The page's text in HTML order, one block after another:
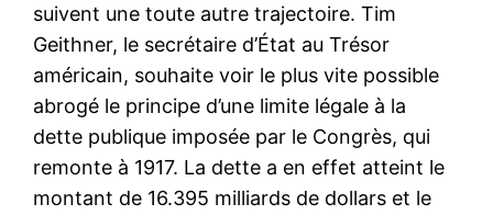
suivent une toute autre trajectoire. Tim
Geithner, le secrétaire d’État au Trésor
américain, souhaite voir le plus vite possible
abrogé le principe d’une limite légale à la
dette publique imposée par le Congrès, qui
remonte à 1917. La dette a en effet atteint le
montant de 16.395 milliards de dollars et le